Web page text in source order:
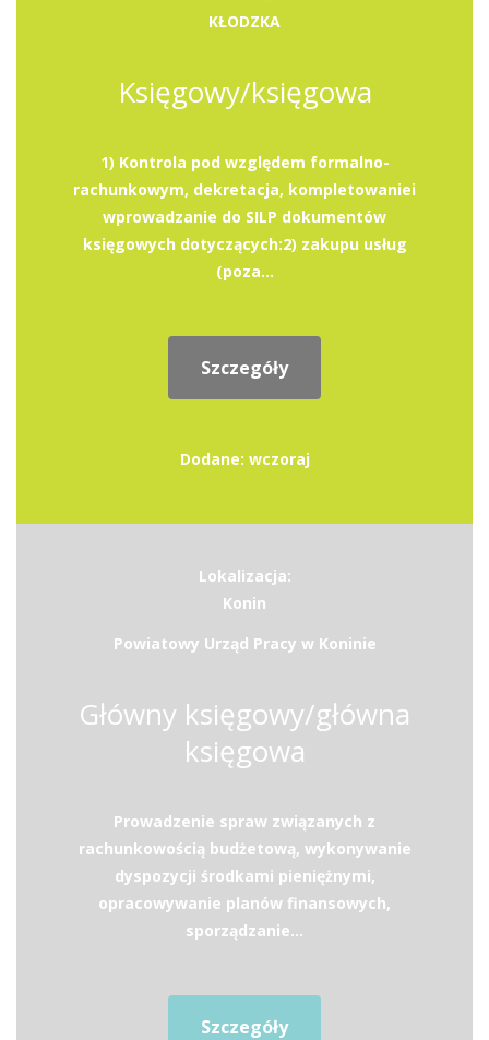
KŁODZKA
Księgowy/księgowa
1) Kontrola pod względem formalno-
rachunkowym, dekretacja, kompletowaniei
wprowadzanie do SILP dokumentów
księgowych dotyczących:2) zakupu usług
(poza...
Szczegóły
Dodane: wczoraj
Lokalizacja:
Konin
Powiatowy Urząd Pracy w Koninie
Główny księgowy/główna
księgowa
Prowadzenie spraw związanych z
rachunkowością budżetową, wykonywanie
dyspozycji środkami pieniężnymi,
opracowywanie planów finansowych,
sporządzanie...
Szczegóły